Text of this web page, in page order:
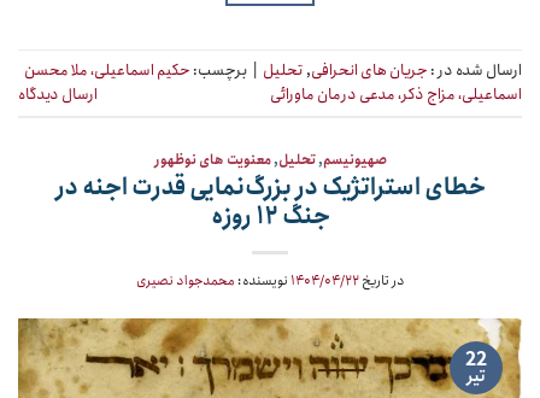
ارسال شده در : جریان های انحرافی,تحلیل برچسب: حکیم اسماعیلی، ملا محسن
اسماعیلی، مزاج ذکر، مدعی درمان ماورائی
ارسال دیدگاه
صهیونیسم,تحلیل,معنویت های نوظهور
خطای استراتژیک در بزرگ‌نمایی قدرت‌ اجنه در
جنگ ۱۲ روزه
در تاریخ۱۴۰۴/۰۴/۲۲ نویسنده: محمدجواد نصیری
22
تیر